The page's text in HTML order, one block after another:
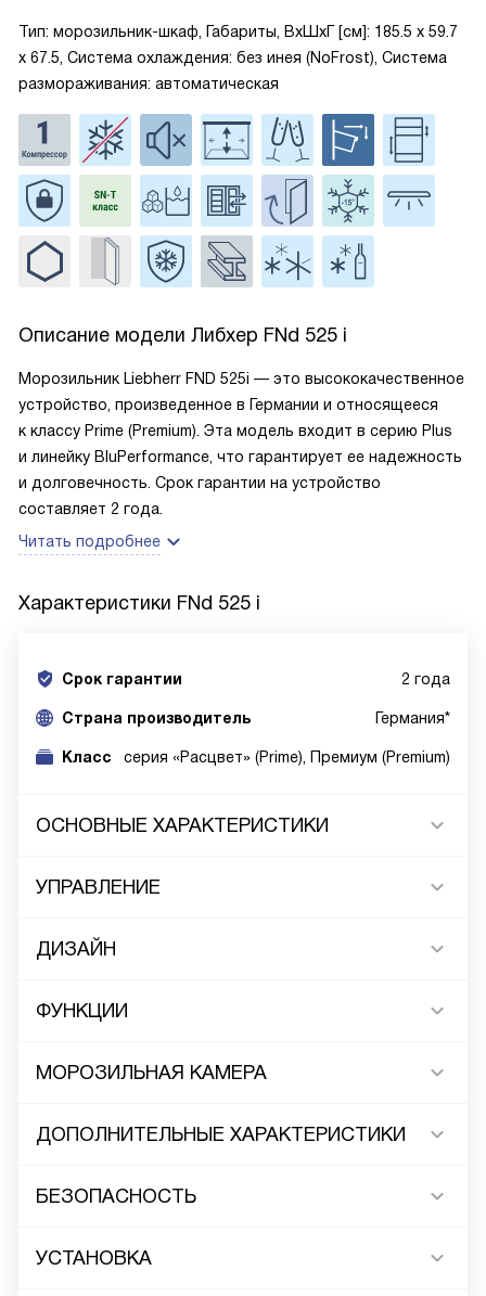
Тип: морозильник-шкаф, Габариты, ВxШxГ [см]: 185.5 х 59.7
х 67.5, Система охлаждения: без инея (NoFrost), Система
размораживания: автоматическая
Описание модели Либхер FNd 525 i
Морозильник Liebherr FND 525i — это высококачественное
устройство, произведенное в Германии и относящееся
к классу Prime (Premium). Эта модель входит в серию Plus
и линейку BluPerformance, что гарантирует ее надежность
и долговечность. Срок гарантии на устройство
составляет 2 года.
Читать подробнее
Характеристики FNd 525 i
Срок гарантии 2 года
Cтрана производитель Германия*
Класс cерия «Расцвет» (Prime), Премиум (Premium)
ОСНОВНЫЕ ХАРАКТЕРИСТИКИ
УПРАВЛЕНИЕ
ДИЗАЙН
ФУНКЦИИ
МОРОЗИЛЬНАЯ КАМЕРА
ДОПОЛНИТЕЛЬНЫЕ ХАРАКТЕРИСТИКИ
БЕЗОПАСНОСТЬ
УСТАНОВКА